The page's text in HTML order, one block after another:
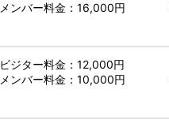
メンバー料金：16,000円
ビジター料金：12,000円
メンバー料金：10,000円